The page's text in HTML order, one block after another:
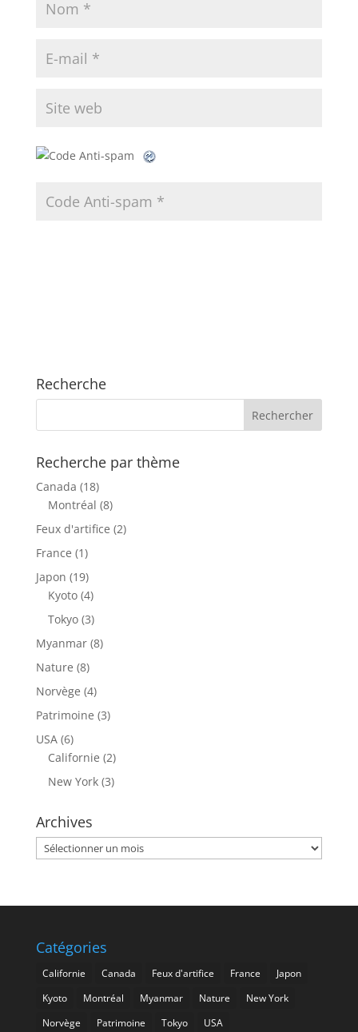
Recherche
Recherche par thème
Canada (18)
Montréal (8)
Feux d'artifice (2)
France (1)
Japon (19)
Kyoto(4)
Tokyo(3)
Myanmar(8)
Nature (8)
Norvège (4)
Patrimoine (3)
USA(6)
Californie (2)
New York(3)
Archives
Archives
Catégories
Californie Canada Feux d'artifice France
Japon
Kyoto
Montréal Myanmar Nature
New York
Norvège
Patrimoine Tokyo USA